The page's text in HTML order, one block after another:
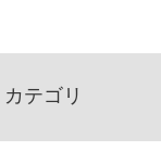
カテゴリ